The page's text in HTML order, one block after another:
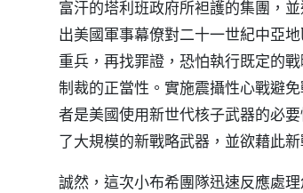
富汗的塔利班政府所袒護的集團，
出美國軍事幕僚對二十一世紀中亞
重兵，再找罪證，恐怕執行既定的
制裁的正當性。實施震攝性心戰避
者是美國使用新世代核子武器的必
了大規模的新戰略武器，並欲藉此
誠然，這次小布希團隊迅速反應處